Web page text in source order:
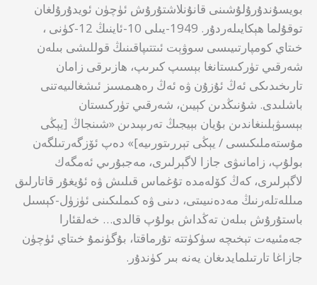
بويسۇندۇرۇلۇشىنى قانۇنلاشتۇرۇش ئۈچۈن ئويدۇرۇلغان
توقۇلما ھېكايىلەردۇر. 1949-يىلى 10-ئاينىڭ 12-كۈنى ،
خىتاي كومپارتىيىسى سوۋېت ئىتتىپاقىنىڭ قوللىشى بىلەن
شەرقىي تۈركىستانغا بېسىپ كىرىپ، ھازىرقى زامان
تارىخىدىكى ئەڭ ئۇزۇن ۋە ئەڭ رەھىمسىز ئىشغالىيەتنى
باشلىدى. شۇنىڭدىن كېيىن، شەرقىي تۈركىستان
بېسىۋېلىنغاندىن بۇيان بېيجىڭ تەرىپىدىن «شىنجاڭ [يېڭى
مۇستەملىكىسى / يېڭى تېررىتورىيە]» دەپ ئۆزگەرتىلگەن
بولۇپ، زامانىۋى جازا لاگېرلىرى، مەجبۇرىي ئەمگەك
لاگېرلىرى، كەڭ كۆلەمدە تۇغماس قىلىش ۋە ئۇيغۇر قاتارلىق
مىللەتلەرنىڭ مەدەنىيىتى، دىنى ۋە كىملىكىنى ئۈزۈل-كېسىل
باستۇرۇش بىلەن تەڭداش بولۇپ قالدى… خەلقئارا
جەمئىيەت تېخىچە سۈكۈتتە تۇرماقتا، بۇگۈنمۇ خىتاي ئۈچۈن
جازاغا تارتىلمايدىغان يەنە بىر كۈندۇر.